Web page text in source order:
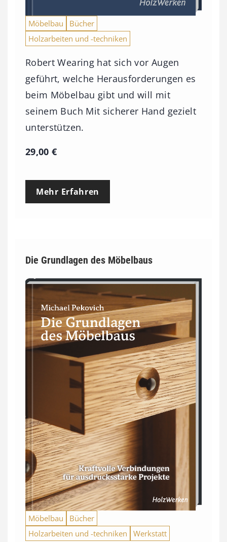
Möbelbau
Bücher
Holzarbeiten und -techniken
Robert Wearing hat sich vor Augen
geführt, welche Herausforderungen es
beim Möbelbau gibt und will mit
seinem Buch Mit sicherer Hand gezielt
unterstützen.
29,00€
Mehr Erfahren
Die Grundlagen des Möbelbaus
Möbelbau
Bücher
Holzarbeiten und -techniken
Werkstatt